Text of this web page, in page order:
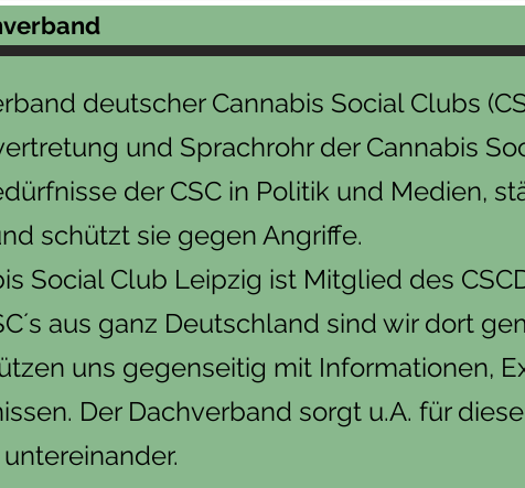
deutscher Cannabis Social Clubs
und Sprachrohr der Cannabis
der CSC in Politik und Medien,
schützt sie gegen Angriffe.
Social Club Leipzig ist Mitglied des
aus ganz Deutschland sind wir dort
uns gegenseitig mit Informationen,
Der Dachverband sorgt u.A. für